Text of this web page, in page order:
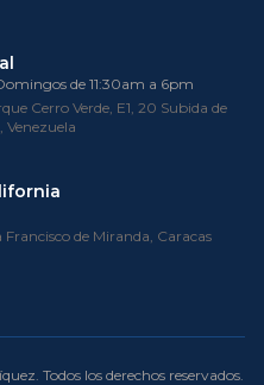
de 11:30am a 6pm
Cerro Verde, E1, 20 Subida de
Venezuela
de Miranda, Caracas
Todos los derechos reservados.